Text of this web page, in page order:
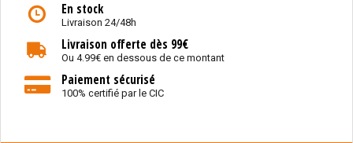
En stock
Livraison 24/48h
Livraison offerte dès 99€
Ou 4.99€ en dessous de ce montant
Paiement sécurisé
100% certifié par le CIC